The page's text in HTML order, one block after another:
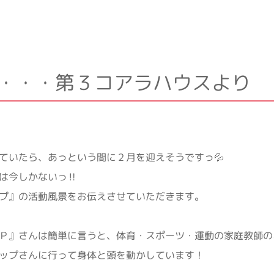
・・第３コアラハウスより
いたら、あっという間に２月を迎えそうですっ💦
今しかないっ‼
』の活動風景をお伝えさせていただきます。
』さんは簡単に言うと、体育・スポーツ・運動の家庭教師
プさんに行って身体と頭を動かしています！